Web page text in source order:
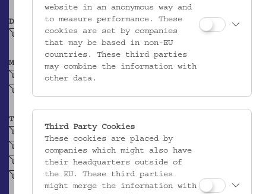
DATIERUNG
Vor 1993
MATERIAL
TECHNIK
Leinwandbindiges Gewebe
Lefkara-Spitze
Doppeldurchbruch
Nadelspitze
website in an anonymous way and
to measure performance. These
cookies are set by companies
that may be based in non-EU
countries. These third parties
may combine the information with
other data.
Third Party Cookies
These cookies are placed by
companies which might also have
their headquarters outside of
the EU. These third parties
might merge the information with